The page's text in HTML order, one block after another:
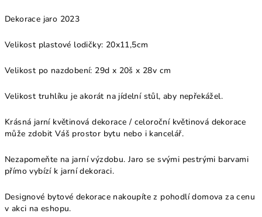
Dekorace jaro 2023
Velikost plastové lodičky: 20x11,5cm
Velikost po nazdobení: 29d x 20š x 28v cm
Velikost truhlíku je akorát na jídelní stůl, aby nepřekážel.
Krásná jarní květinová dekorace / celoroční květinová dekorace
může zdobit Váš prostor bytu nebo i kancelář.
Nezapomeňte na jarní výzdobu. Jaro se svými pestrými barvami
přímo vybízí k jarní dekoraci.
Designové bytové dekorace nakoupíte z pohodlí domova za cenu
v akci na eshopu.